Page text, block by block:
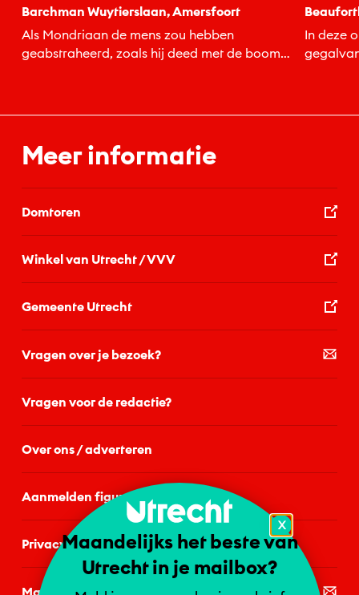
Barchman Wuytierslaan, Amersfoort
Als Mondriaan de mens zou hebben
geabstraheerd, zoals hij deed met de boom,
In deze
Meer informatie
Domtoren
Winkel van Utrecht / VVV
Gemeente Utrecht
Vragen over je bezoek?
Vragen voor de redactie?
Over ons / adverteren
Aanmelden figurant
Privacystatement
Mail de redactie
X
Maandelijks het beste van
Utrecht in je mailbox?